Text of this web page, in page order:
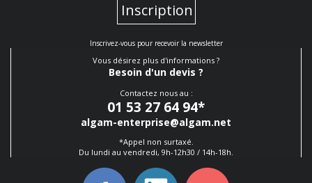
Inscription
Inscrivez-vous pour recevoir la newsletter
Vous désirez plus d'informations ?
Besoin d'un devis ?
Contactez nous au :
01 53 27 64 94*
algam-enterprise@algam.net
*Appel non surtaxé.
Du lundi au vendredi, 9h-12h30 / 14h-18h.